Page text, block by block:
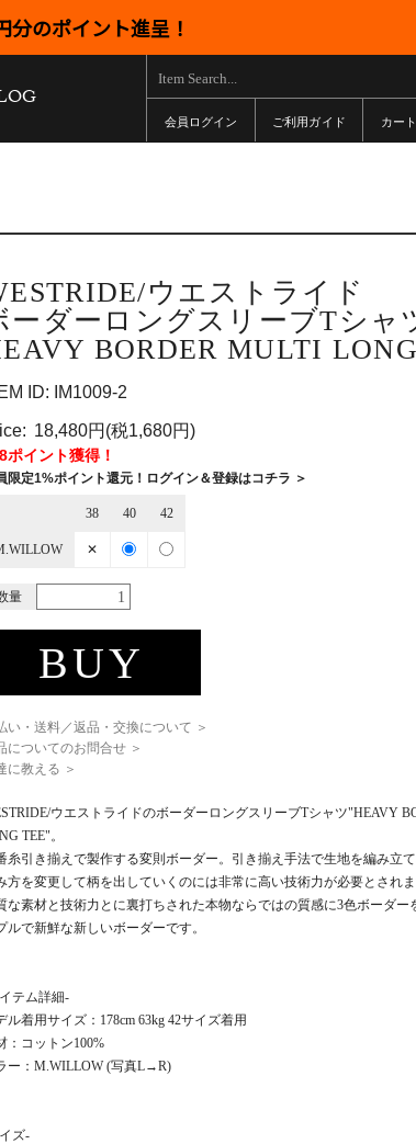
のポイント進呈！
会員ログイン ご利用ガイド カー
ウエストライド
ーダーロングスリーブTシャ
BORDER MULTI
ID: IM1009-2
18,480円(税1,680円)
ポイント獲得！
限定1%ポイント還元！ログイン＆登録はコチラ ＞
38 40 42
✕
量
BUY
い・送料／返品・交換について ＞
についてのお問合せ ＞
に教える ＞
ウエストライドのボーダーロングスリーブTシャツ"HEAVY
TEE"。
糸引き揃えで製作する変則ボーダー。引き揃え手法で生地を編み立
方を変更して柄を出していくのには非常に高い技術力が必要とされま
な素材と技術力とに裏打ちされた本物ならではの質感に3色ボーダー
ルで新鮮な新しいボーダーです。
テム詳細-
ル着用サイズ：178cm 63kg 42サイズ着用
：コットン100%
ー：M.WILLOW (写真L→R)
ズ-